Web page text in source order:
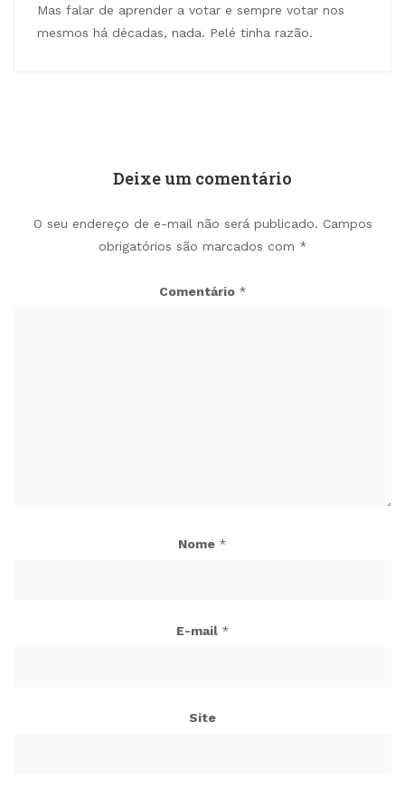
Mas falar de aprender a votar e sempre votar nos
mesmos há décadas, nada. Pelé tinha razão.
Deixe um comentário
O seu endereço de e-mail não será publicado. Campos
obrigatórios são marcados com *
Comentário *
Nome *
E-mail *
Site